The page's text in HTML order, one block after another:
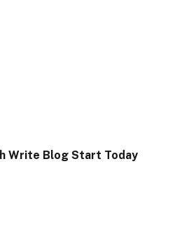
Write Blog Start Today